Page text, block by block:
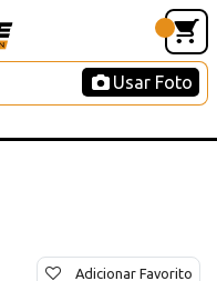
Usar Foto
Adicionar Favorito